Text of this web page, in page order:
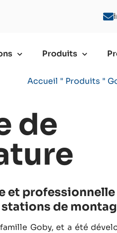
Produits
Accueil " Produits "
de
et
de
Goby, et a été